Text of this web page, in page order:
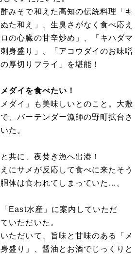
みそで和えた高知の伝統料理「キ
た和え」、生臭さがなく食べ応え
の心臓の甘辛炒め」、「キハダマ
身盛り」、「アコウダイのお味噌
厚切りフライ」を堪能！
ダイを食べたい！
ダイ」も美味しいとのこと。大敷
、バーテンダー漁師の野町拡台さ
た。
共に、夜焚き漁へ出港！
にサメが反応して食べに来たそう
体は食われてしまっていた…。
East水産」に案内していただ
いただいた。
ただいて、旨味と甘味のある「メ
盛り」、醤油とお酒でじっくりと